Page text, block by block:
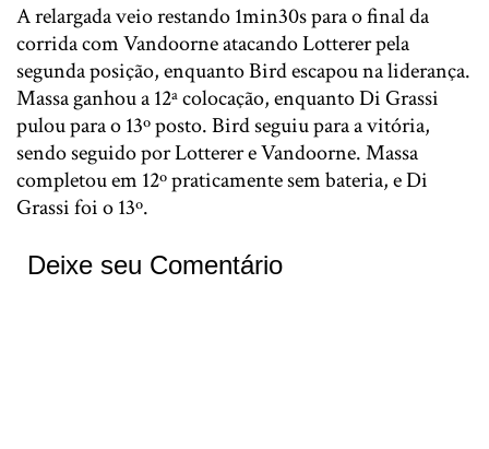
A relargada veio restando 1min30s para o final da
corrida com Vandoorne atacando Lotterer pela
segunda posição, enquanto Bird escapou na liderança.
Massa ganhou a 12ª colocação, enquanto Di Grassi
pulou para o 13º posto. Bird seguiu para a vitória,
sendo seguido por Lotterer e Vandoorne. Massa
completou em 12º praticamente sem bateria, e Di
Grassi foi o 13º.
Deixe seu Comentário